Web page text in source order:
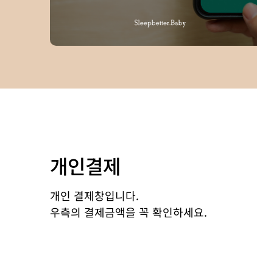
개인결제
개인 결제창입니다.
우측의 결제금액을 꼭 확인하세요.